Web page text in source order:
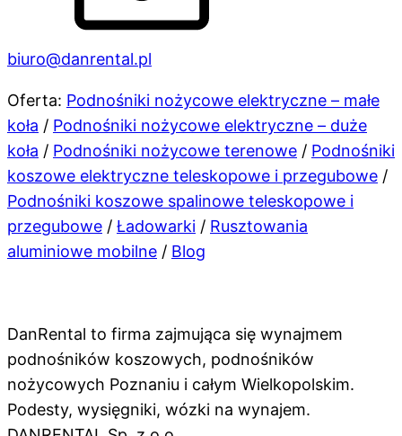
biuro@danrental.pl
Oferta: Podnośniki nożycowe elektryczne – małe
koła / Podnośniki nożycowe elektryczne – duże
koła / Podnośniki nożycowe terenowe / Podnośniki
koszowe elektryczne teleskopowe i przegubowe /
Podnośniki koszowe spalinowe teleskopowe i
przegubowe / Ładowarki / Rusztowania
aluminiowe mobilne / Blog
DanRental to firma zajmująca się wynajmem
podnośników koszowych, podnośników
nożycowych Poznaniu i całym Wielkopolskim.
Podesty, wysięgniki, wózki na wynajem.